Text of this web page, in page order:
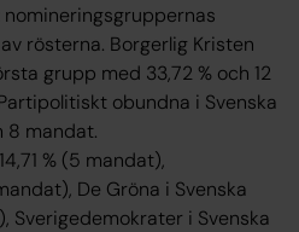
rösterna. Borgerlig Kristen
grupp med 33,72 % och 12
obundna i Svenska
8 mandat.
% (5 mandat),
De Gröna i Svenska
Sverigedemokrater i Svenska